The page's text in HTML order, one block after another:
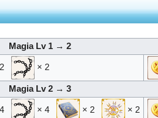
Magia Lv 1 → 2
× 2
Magia Lv 2 → 3
× 4 × 2 × 2